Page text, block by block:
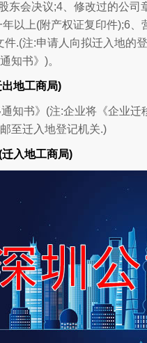
东会决议;4、修改过的公
以上(附产权证复印件);6
件.(注:申请人向拟迁入地的
知书》)。
地工商局)
知书》(注:企业将《企业
至迁入地登记机关.)
入地工商局)